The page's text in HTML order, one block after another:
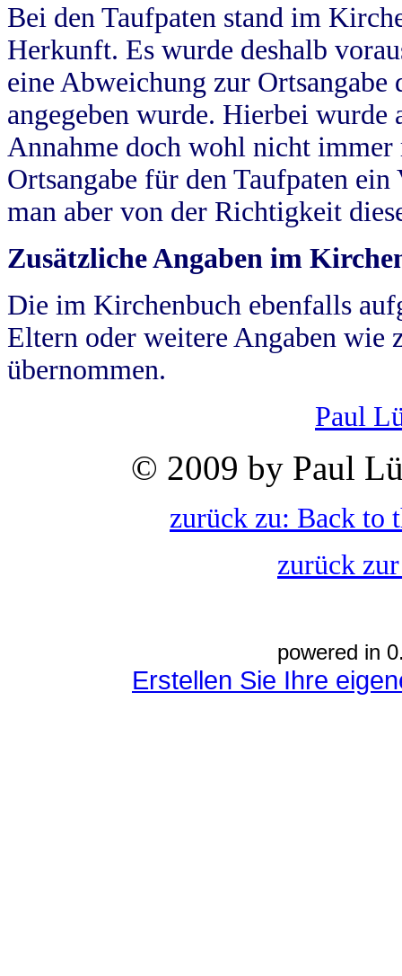
Bei den Taufpaten stand im
Herkunft. Es wurde deshalb
eine Abweichung zur
angegeben wurde. Hierbei wurde
Annahme doch wohl nicht
Ortsangabe für den Taufpaten
man aber von der Richtigkeit
Zusätzliche Angaben im
Die im Kirchenbuch ebenfalls
Eltern oder weitere Angaben wie
übernommen.
Paul
© 2009 by Paul
zurück zu: Back to
zurück
powered in
Erstellen Sie Ihre